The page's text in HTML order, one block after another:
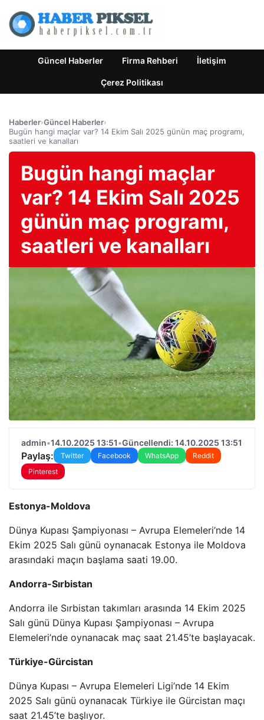
Güncel Haberler Firma Rehberi İletişim
Çerez Politikası
Haberler›Güncel Haberler›
Bugün hangi maçlar var? 14 Ekim Salı 2025 günün maç programı,
saatleri ve kanalları
Bugün hangi maçlar
var? 14 Ekim Salı 2025
günün maç programı,
saatleri ve kanalları
admin•14.10.2025 13:51•Güncellendi: 14.10.2025 13:51
Paylaş: Twitter Facebook WhatsApp
Reddit
Pinterest
Estonya-Moldova
Dünya Kupası Şampiyonası – Avrupa Elemeleri’nde 14
Ekim 2025 Salı günü oynanacak Estonya ile Moldova
arasındaki maçın başlama saati 19.00.
Andorra-Sırbistan
Andorra ile Sırbistan takımları arasında 14 Ekim 2025
Salı günü Dünya Kupası Şampiyonası – Avrupa
Elemeleri’nde oynanacak maç saat 21.45’te başlayacak.
Türkiye-Gürcistan
Dünya Kupası – Avrupa Elemeleri Ligi’nde 14 Ekim
2025 Salı günü oynanacak Türkiye ile Gürcistan maçı
saat 21.45’te başlıyor.